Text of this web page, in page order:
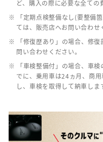
ど、購入の際に必要な全ての
※ 「定期点検整備なし(要整備
ては、販売店へお問い合わせ
※ 「修復歴あり」の場合、修復
問い合わせください。
※ 「車検整備付」の場合、車検
でに、乗用車は24ヵ月、商
し、車検を取得して納車しま